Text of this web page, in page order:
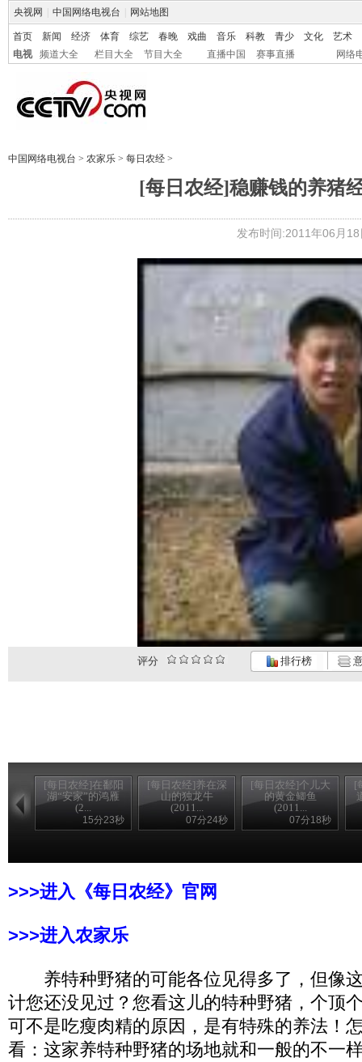
央视网 中国网络电视台 网站地图
首页 新闻 经济 体育 综艺 春晚 戏曲 音乐 科教 青少 文化
艺术
电视
频道大全 栏目大全 节目大全 直播中国 赛事直播 网络
中国网络电视台 > 农家乐 > 每日农经 >
[每日农经]稳赚钱的养猪
发布时间:2011年06月
评分 排行榜
[每日农经]在鄱阳
湖“安家”的鸿雁
(2...
15分23秒
[每日农经]养在深
山的独龙牛
(2011...
07分24秒
[每日农经]个儿大
的黄金鲫鱼
(2011...
07分18秒
[
>>>进入《每日农经》官网
>>>进入农家乐
养特种野猪的可能各位见得多了，但像
计您还没见过？您看这儿的特种野猪，个顶
可不是吃瘦肉精的原因，是有特殊的养法！
看：这家养特种野猪的场地就和一般的不一